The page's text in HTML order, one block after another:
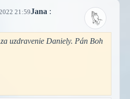
21:59Jana :
uzdravenie Daniely. Pán Boh